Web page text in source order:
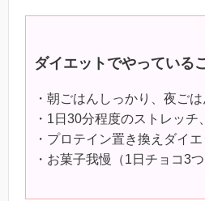
ダイエットでやっている
・朝ごはんしっかり、夜ご
・1日30分程度のストレッチ
・プロテイン置き換えダイエ
・お菓子我慢（1日チョコ3つ